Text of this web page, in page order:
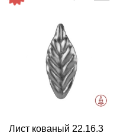
Лист кованый 22.16.3
Выберите количество: